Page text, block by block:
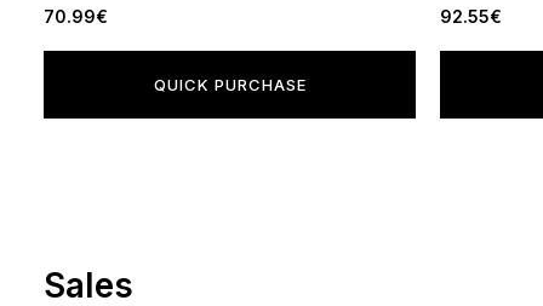
70.99€
QUICK PURCHASE
92.55€
Sales